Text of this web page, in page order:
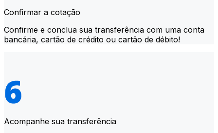
Confirmar a cotação
Confirme e conclua sua transferência com uma conta
bancária, cartão de crédito ou cartão de débito!
Acompanhe sua transferência